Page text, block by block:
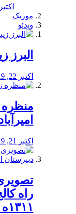
اکتبر 19, 2019
موزیک
ویدئو
البرز
اکتبر 22, 2019
منظره‌‌
اکتبر 21, 2019
راه
۱۳۱۱ه ش